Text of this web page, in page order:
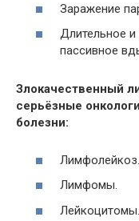
Заражение
Длительное и
пассивное
Злокачественный
серьёзные
болезни:
Лимфолейкоз.
Лимфомы.
Лейкоцитомы.